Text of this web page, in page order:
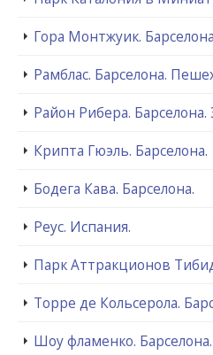
Гора Монтжуик.
Рамблас. Барселона.
Район Рибера. Барселона.
Крипта Гюэль. Барселона.
Бодега Кава. Барселона.
Реус. Испания.
Парк Аттракционов
Торре де Кольсерола.
Шоу фламенко. Барселона.